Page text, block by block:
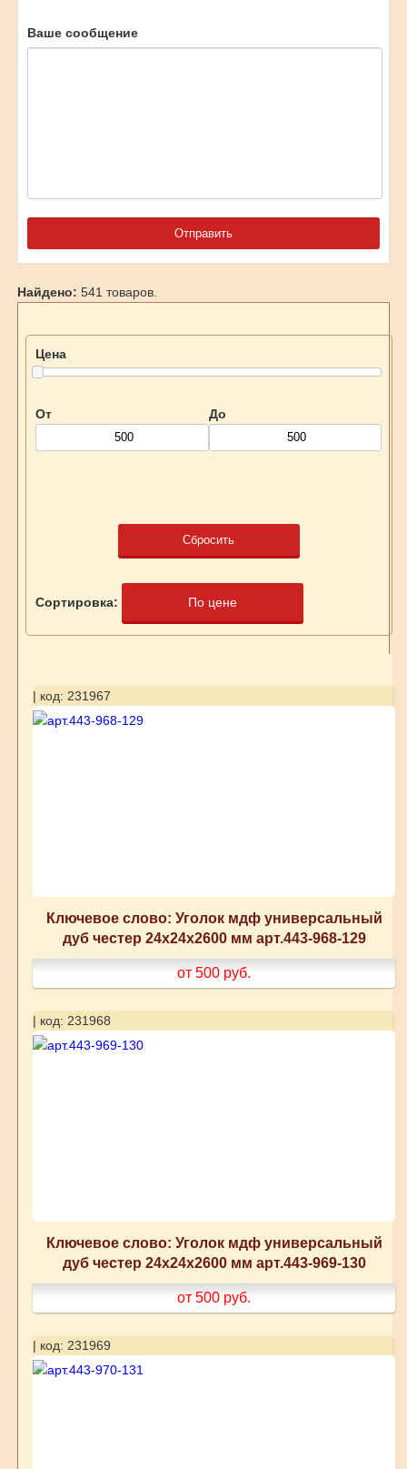
Ваше сообщение
Найдено: 541 товаров.
Цена
От До
Сбросить
Сортировка: По цене
| код: 231967
Ключевое слово: Уголок мдф универсальный
дуб честер 24x24x2600 мм арт.443-968-129
от 500 руб.
| код: 231968
Ключевое слово: Уголок мдф универсальный
дуб честер 24x24x2600 мм арт.443-969-130
от 500 руб.
| код: 231969